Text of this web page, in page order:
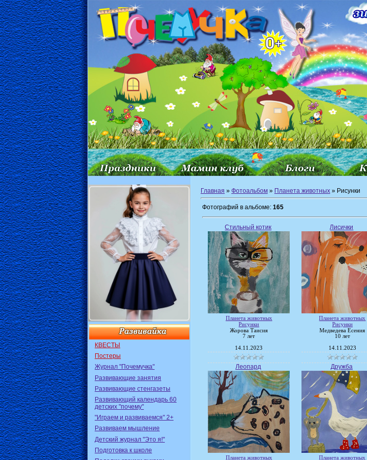
КВЕСТЫ
Постеры
Журнал "Почемучка"
Развивающие занятия
Развивающие стенгазеты
Развивающий календарь 60
детских "почему"
"Играем и развиваемся" 2+
Развиваем мышление
Детский журнал "Это я!"
Подготовка к школе
Главная » Фотоальбом » Планета животных » Рисунки
Фотографий в альбоме: 165
Стильный котик
Планета животных
Рисунки
Жорова Таисия
7 лет
14.11.2023
Лисички
Планета животных
Рисунки
Медведева Есения
10 лет
14.11.2023
Леопард
Планета животных
Дружба
Планета животных